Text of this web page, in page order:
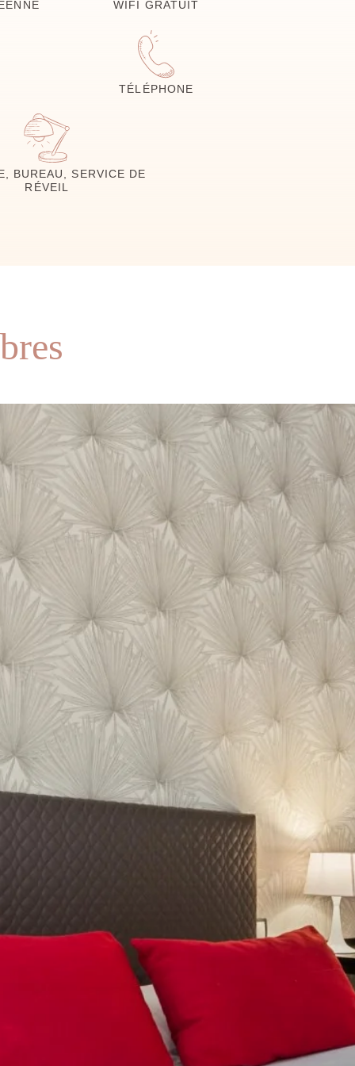
WIFI GRATUIT
TÉLÉPHONE
BUREAU, SERVICE DE
RÉVEIL